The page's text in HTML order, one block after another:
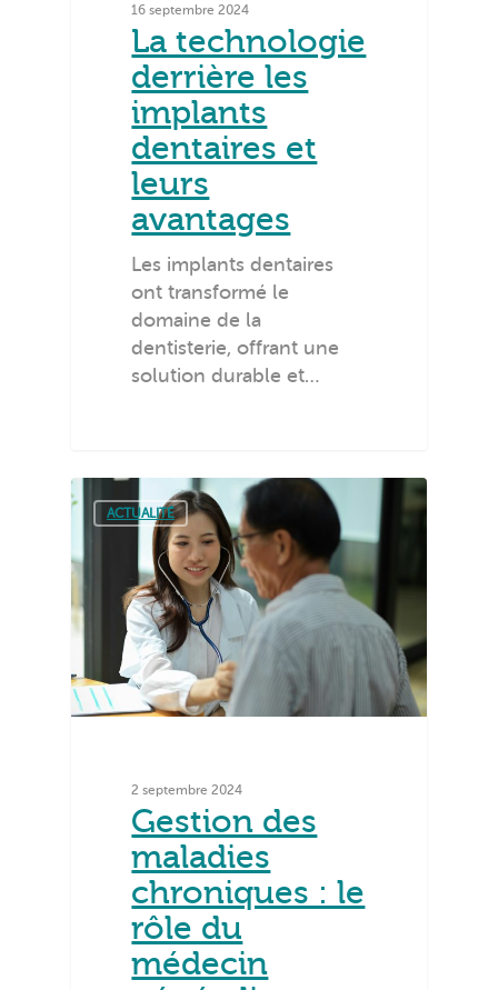
16 septembre 2024
La technologie
derrière les
implants
dentaires et
leurs
avantages
Les implants dentaires
ont transformé le
domaine de la
dentisterie, offrant une
solution durable et…
ACTUALITÉ
2 septembre 2024
Gestion des
maladies
chroniques : le
rôle du
médecin